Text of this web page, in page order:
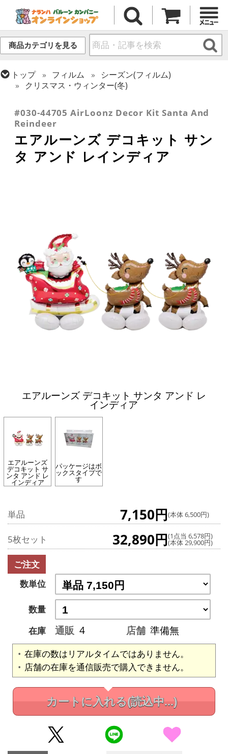
商品カテゴリを見る
トップ フィルム
シーズン(フィルム)
クリスマス・ウィンター(冬)
エアー・スタンディング(空気自立型) バルーン
#030-44705 AirLoonz Decor Kit Santa And
Reindeer
エアルーンズ デコキット サン
タ アンド レインディア
エアルーンズ デコキット サンタ アンド レ
インディア
エアルーンズ
デコキット サ
ンタ アンド レ
インディア
パッケージはボ
ックスタイプで
す
単品 7,150円(本体 6,500円)
5枚セット 32,890円(1点当 6,578円)
(本体 29,900円)
ご注文
数単位
数量
在庫
通販 4 店舗 準備無
在庫の数はリアルタイムではありません。
店舗の在庫を通信販売で購入できません。
カートに入れる(読込中...)